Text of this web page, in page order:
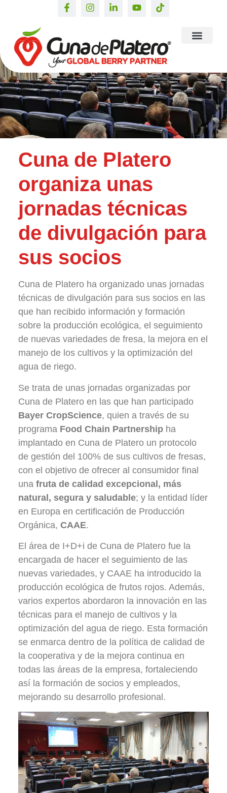
Cuna de Platero
organiza unas
jornadas técnicas
de divulgación para
sus socios
Cuna de Platero ha organizado unas jornadas
técnicas de divulgación para sus socios en las
que han recibido información y formación
sobre la producción ecológica, el seguimiento
de nuevas variedades de fresa, la mejora en el
manejo de los cultivos y la optimización del
agua de riego.
Se trata de unas jornadas organizadas por
Cuna de Platero en las que han participado
Bayer CropScience, quien a través de su
programa Food Chain Partnershipha
implantado en Cuna de Platero un protocolo
de gestión del 100% de sus cultivos de fresas,
con el objetivo de ofrecer al consumidor final
una fruta de calidad excepcional, más
natural, segura y saludable; y la entidad líder
en Europa en certificación de Producción
Orgánica, CAAE.
El área de I+D+i de Cuna de Platero fue la
encargada de hacer el seguimiento de las
nuevas variedades, y CAAE ha introducido la
producción ecológica de frutos rojos. Además,
varios expertos abordaron la innovación en las
técnicas para el manejo de cultivos y la
optimización del agua de riego. Esta formación
se enmarca dentro de la política de calidad de
la cooperativa y de la mejora continua en
todas las áreas de la empresa, fortaleciendo
así la formación de socios y empleados,
mejorando su desarrollo profesional.